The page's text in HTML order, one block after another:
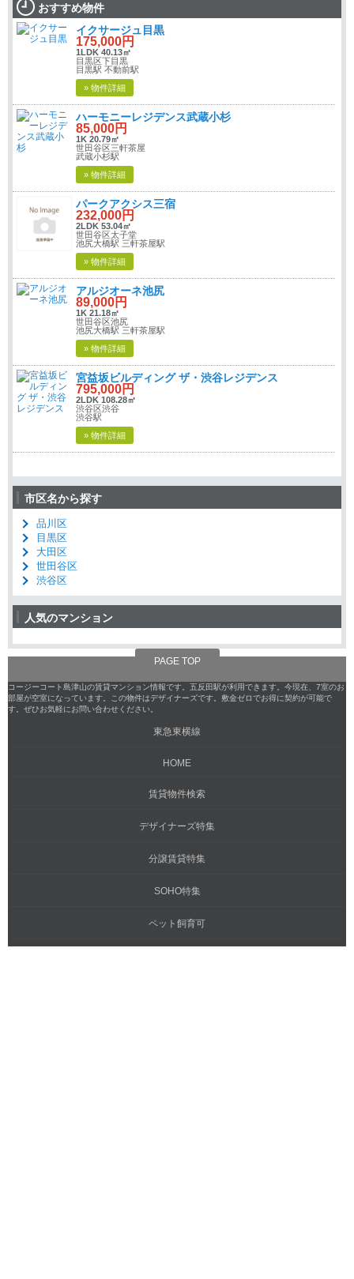
おすすめ物件
イクサージュ目黒
175,000円
1LDK 40.13㎡
目黒区下目黒
目黒駅 不動前駅
» 物件詳細
ハーモニーレジデンス武蔵小杉
85,000円
1K 20.79㎡
世田谷区三軒茶屋
武蔵小杉駅
» 物件詳細
パークアクシス三宿
232,000円
2LDK 53.04㎡
世田谷区太子堂
池尻大橋駅 三軒茶屋駅
» 物件詳細
アルジオーネ池尻
89,000円
1K 21.18㎡
世田谷区池尻
池尻大橋駅 三軒茶屋駅
» 物件詳細
宮益坂ビルディング ザ・渋谷レジデンス
795,000円
2LDK 108.28㎡
渋谷区渋谷
渋谷駅
» 物件詳細
市区名から探す
品川区
目黒区
大田区
世田谷区
渋谷区
人気のマンション
PAGE TOP
コージーコート島津山の賃貸マンション情報です。五反田駅が利用できます。今現在、7室のお
部屋が空室になっています。この物件はデザイナーズです。敷金ゼロでお得に契約が可能で
す。ぜひお気軽にお問い合わせください。
東急東横線
HOME
賃貸物件検索
デザイナーズ特集
分譲賃貸特集
SOHO特集
ペット飼育可